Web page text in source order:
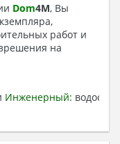
Dom4M, Вы
работ и
на
Инженерный:
дополнительную